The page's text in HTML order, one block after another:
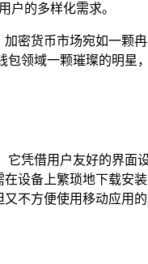
户的多样化需求。
密货币市场宛如一颗
领域一颗璀璨的明
它凭借用户友好的界
设备上繁琐地下载安
不方便使用移动应用